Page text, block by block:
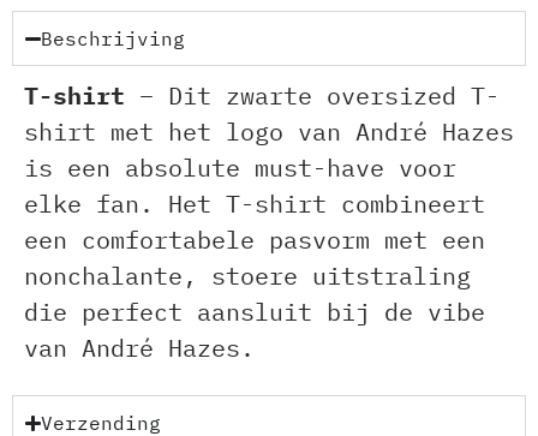
Beschrijving
T-shirt – Dit zwarte oversized T-
shirt met het logo van André Hazes
is een absolute must-have voor
elke fan. Het T-shirt combineert
een comfortabele pasvorm met een
nonchalante, stoere uitstraling
die perfect aansluit bij de vibe
van André Hazes.
Verzending